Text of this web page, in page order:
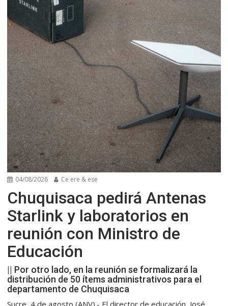
04/08/2026 Ce ere & ese
Chuquisaca pedirá Antenas
Starlink y laboratorios en
reunión con Ministro de
Educación
|| Por otro lado, en la reunión se formalizará la
distribución de 50 ítems administrativos para el
departamento de Chuquisaca